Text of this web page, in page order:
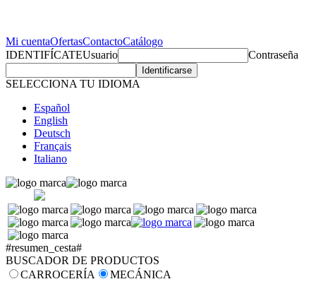
Mi cuentaOfertasContactoCatálogo
IDENTIFÍCATEUsuario Contraseña
SELECCIONA TU IDIOMA
Español
English
Deutsch
Français
Italiano
#resumen_cesta#
BUSCADOR DE PRODUCTOS
CARROCERÍA
MECÁNICA